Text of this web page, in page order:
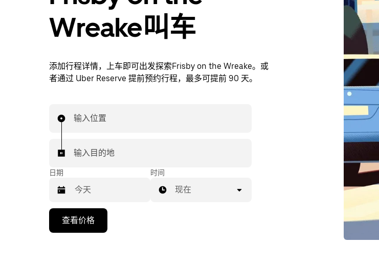
Wreake叫车
添加行程详情，上车即可出发探索Frisby on the Wreake。或
者通过 Uber Reserve 提前预约行程，最多可提前 90 天。
输入位置
输入目的地
日期
向
时间
现在
查看价格